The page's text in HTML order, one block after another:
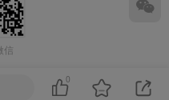
信
0